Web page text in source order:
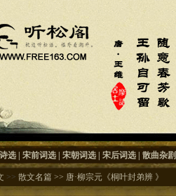
选 宋前词选 宋朝词选 宋后词选 散曲杂剧
>> 散文名篇 >> 唐·柳宗元《桐叶封弟辨 》